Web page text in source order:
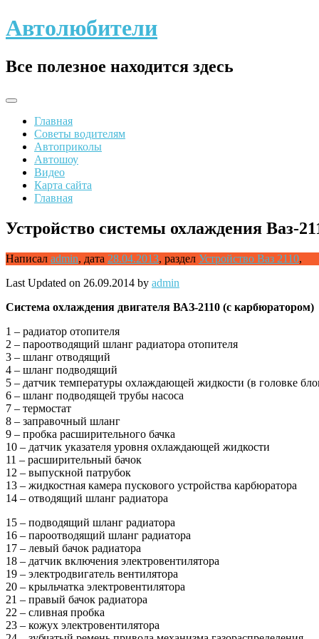
Skip
to
Автолюбители
Все полезное находится здесь
Главная
Советы водителям
Автоприколы
Автошоу
Видео
Карта сайта
Главная
Устройство системы охлаждения Ваз-
Написал admin, дата 28.04.2013, раздел Устройство Ваз 2110,
Last Updated on 26.09.2014 by admin
Система охлаждения двигателя ВАЗ-2110 (с карбюратором)
1 – радиатор отопителя
2 – пароотводящий шланг радиатора отопителя
3 – шланг отводящий
4 – шланг подводящий
5 – датчик температуры охлаждающей жидкости (в головке
6 – шланг подводящей трубы насоса
7 – термостат
8 – заправочный шланг
9 – пробка расширительного бачка
10 – датчик указателя уровня охлаждающей жидкости
11 – расширительный бачок
12 – выпускной патрубок
13 – жидкостная камера пускового устройства карбюратора
14 – отводящий шланг радиатора
15 – подводящий шланг радиатора
16 – пароотводящий шланг радиатора
17 – левый бачок радиатора
18 – датчик включения электровентилятора
19 – электродвигатель вентилятора
20 – крыльчатка электровентилятора
21 – правый бачок радиатора
22 – сливная пробка
23 – кожух электровентилятора